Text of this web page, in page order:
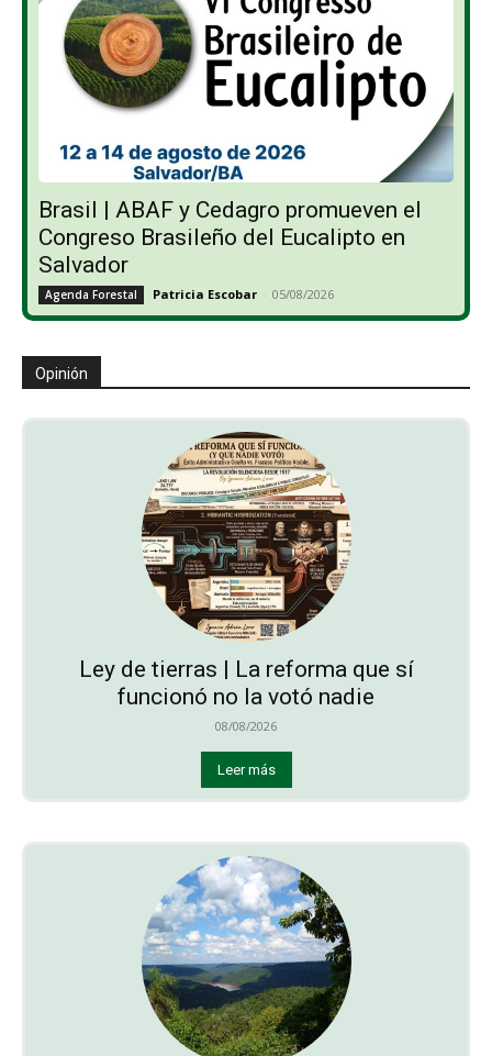
Brasil | ABAF y Cedagro promueven el
Congreso Brasileño del Eucalipto en
Salvador
Agenda Forestal Patricia Escobar - 05/08/2026
Opinión
Ley de tierras | La reforma que sí
funcionó no la votó nadie
08/08/2026
Leer más